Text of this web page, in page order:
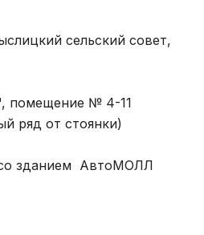
сельский совет,
помещение № 4-11
ряд от стоянки)
зданием АвтоМОЛЛ